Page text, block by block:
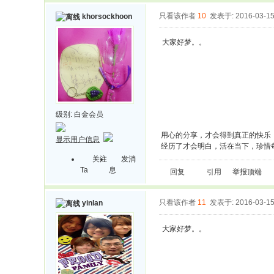
khorsockhoon
级别: 白金会员
显示用户信息
关注
Ta
发消
息
只看该作者 10 发表于: 2016-03-15
大家好梦。。
用心的分享，才会得到真正的快乐
经历了才会明白，活在当下，珍惜
回复 引用 举报顶端
yinlan 只看该作者 11 发表于: 2016-03-15
大家好梦。。